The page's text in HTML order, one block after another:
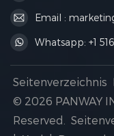
Email :
Whatsapp: +1
Seitenverzeichnis
© 2026 PANWAY
Reserved.